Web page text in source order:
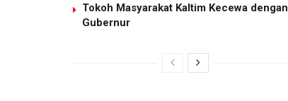
Tokoh Masyarakat Kaltim Kecewa dengan
Gubernur